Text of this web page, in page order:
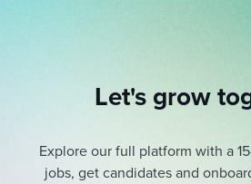
Let's grow
Explore our full platform with a
jobs, get candidates and